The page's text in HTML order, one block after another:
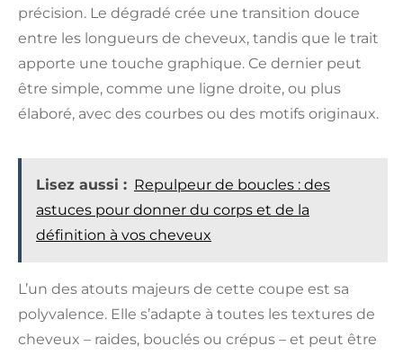
précision. Le dégradé crée une transition douce
entre les longueurs de cheveux, tandis que le trait
apporte une touche graphique. Ce dernier peut
être simple, comme une ligne droite, ou plus
élaboré, avec des courbes ou des motifs originaux.
Lisez aussi : Repulpeur de boucles : des
astuces pour donner du corps et de la
définition à vos cheveux
L’un des atouts majeurs de cette coupe est sa
polyvalence. Elle s’adapte à toutes les textures de
cheveux – raides, bouclés ou crépus – et peut être